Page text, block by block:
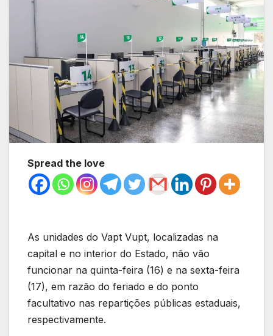
Spread the love
As unidades do Vapt Vupt, localizadas na
capital e no interior do Estado, não vão
funcionar na quinta-feira (16) e na sexta-feira
(17), em razão do feriado e do ponto
facultativo nas repartições públicas estaduais,
respectivamente.